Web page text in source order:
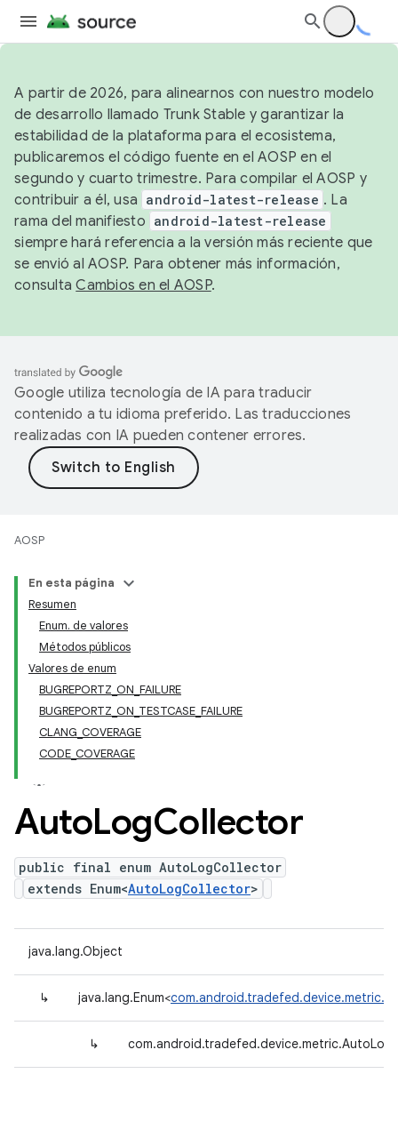
A partir de 2026, para alinearnos con nuestro modelo
de desarrollo llamado Trunk Stable y garantizar la
estabilidad de la plataforma para el ecosistema,
publicaremos el código fuente en el AOSP en el
segundo y cuarto trimestre. Para compilar el AOSP y
contribuir a él, usa android-latest-release . La
rama del manifiesto android-latest-release
siempre hará referencia a la versión más reciente que
se envió al AOSP. Para obtener más información,
consultaCambios en el AOSP.
Google utiliza tecnología de IA para traducir
contenido a tu idioma preferido. Las traducciones
realizadas con IA pueden contener errores.
AOSP
En esta página
Resumen
Enum. de valores
Métodos públicos
Valores de enum
BUGREPORTZ_ON_FAILURE
BUGREPORTZ_ON_TESTCASE_FAILURE
CLANG_COVERAGE
CODE_COVERAGE
AutoLogCollector
public final enum AutoLogCollector
extends Enum<AutoLogCollector>
java.lang.Object
↳ java.lang.Enum<
↳